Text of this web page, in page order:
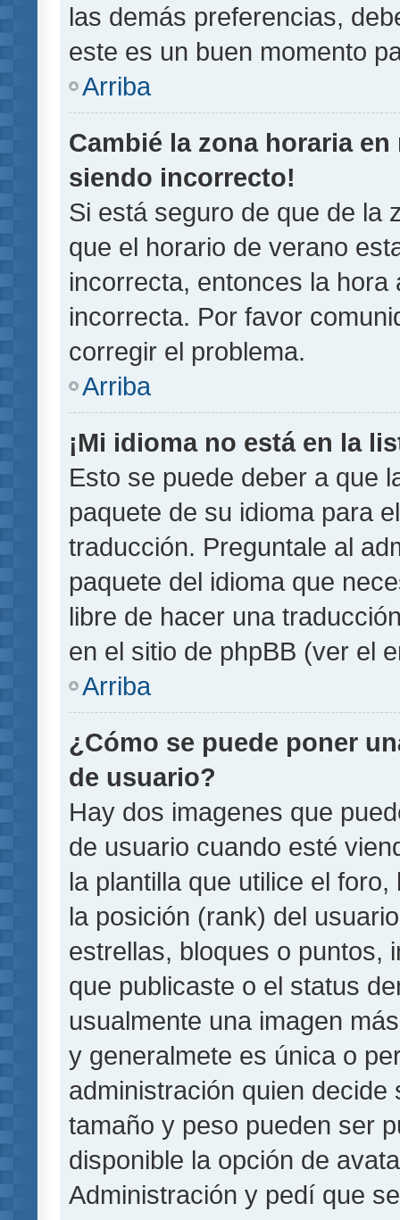
las demás preferencias,
este es un buen momento
Arriba
Cambié la zona horaria
siendo incorrecto!
Si está seguro de que de la
que el horario de verano
incorrecta, entonces la
incorrecta. Por favor
corregir el problema.
Arriba
¡Mi idioma no está en la
Esto se puede deber a que
paquete de su idioma para
traducción. Preguntale al
paquete del idioma que
libre de hacer una
en el sitio de phpBB (ver el
Arriba
¿Cómo se puede poner
de usuario?
Hay dos imagenes que
de usuario cuando esté
la plantilla que utilice el
la posición (rank) del
estrellas, bloques o puntos,
que publicaste o el status
usualmente una imagen
y generalmete es única o
administración quien
tamaño y peso pueden ser
disponible la opción de
Administración y pedí que